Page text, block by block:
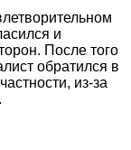
и
После того
обратился в
из-за
.